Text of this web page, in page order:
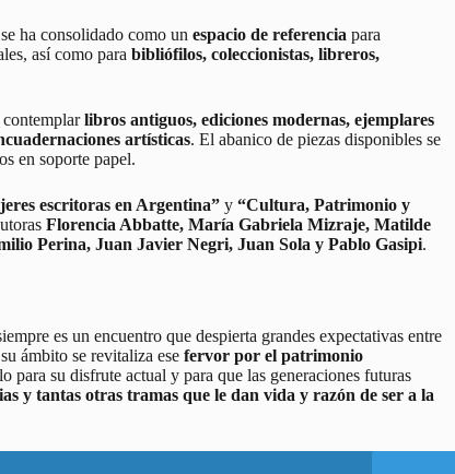
ha consolidado como un espacio de referencia para
así como para bibliófilos, coleccionistas, libreros,
libros antiguos, ediciones modernas, ejemplares
artísticas. El abanico de piezas disponibles se
en soporte papel.
escritoras en Argentina” y “Cultura, Patrimonio y
Florencia Abbatte, María Gabriela Mizraje, Matilde
Perina, Juan Javier Negri, Juan Sola y Pablo Gasipi.
es un encuentro que despierta grandes expectativas entre
ámbito se revitaliza ese fervor por el patrimonio
para su disfrute actual y para que las generaciones futuras
y tantas otras tramas que le dan vida y razón de ser a la